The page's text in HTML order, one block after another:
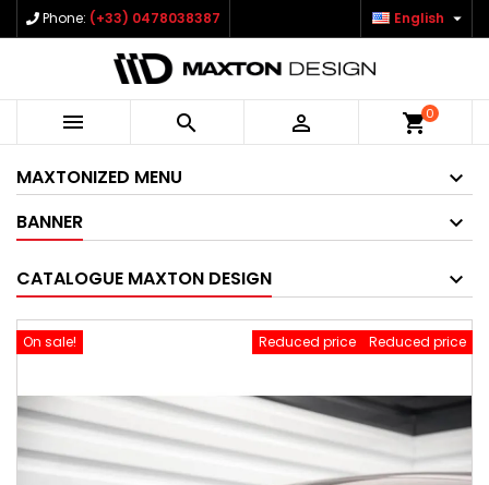
Phone: (+33) 0478038387 English 
   shopping_cart0
MAXTONIZED MENU
BANNER
CATALOGUE MAXTON DESIGN
On sale! Reduced price
Reduced price